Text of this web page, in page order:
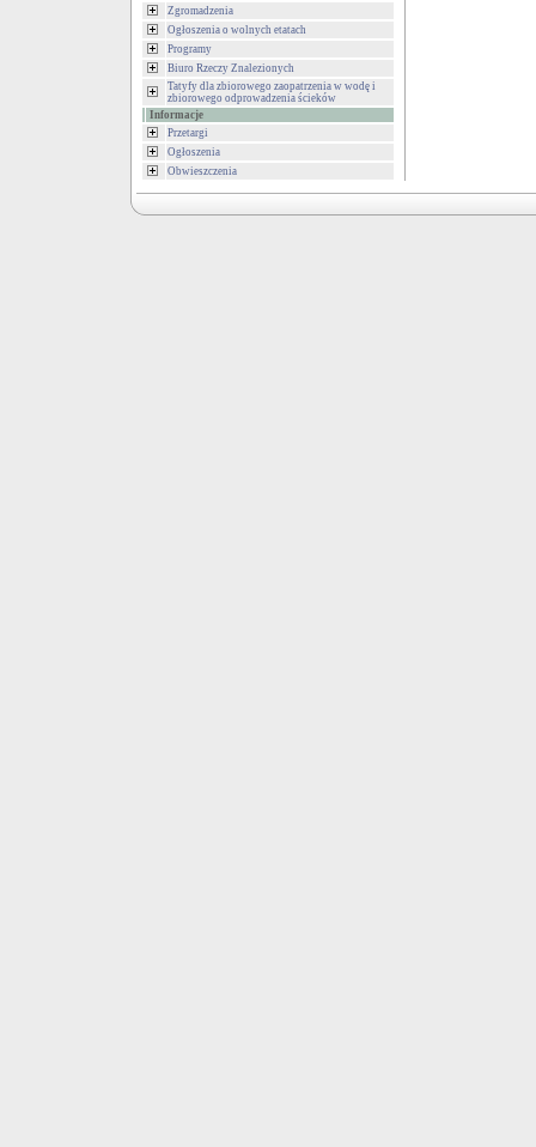
Zgromadzenia
Ogłoszenia o wolnych etatach
Programy
Biuro Rzeczy Znalezionych
Tatyfy dla zbiorowego zaopatrzenia w wodę i
zbiorowego odprowadzenia ścieków
Informacje
Przetargi
Ogłoszenia
Obwieszczenia